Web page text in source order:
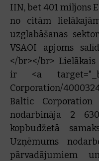
IIN, bet 401 miljons
no citām
uzglabāšanas
VSAOI apjoms
</br></br>
ir <a
Corporation/
Baltic Corporation
nodarbināja 2
kopbudžetā
Uzņēmums
pārvadājumiem